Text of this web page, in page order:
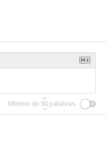
Mínimo de 50 palabras